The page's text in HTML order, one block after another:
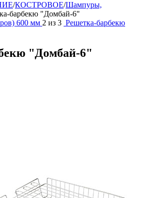
/КОСТРОВОЕ/Шампуры,
барбекю "Домбай-6"
600 мм 2 из 3 Решетка-барбекю
"Домбай-6"